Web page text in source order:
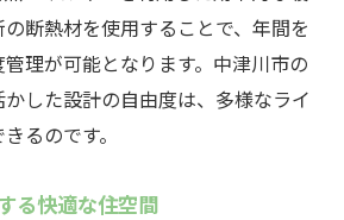
断熱材を使用することで、年間を
理が可能となります。中津川市の
した設計の自由度は、多様なライ
るのです。
る快適な住空間